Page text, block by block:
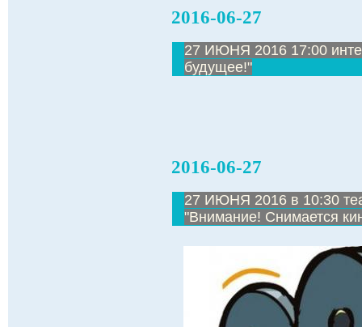
2016-06-27
27 ИЮНЯ 2016 17:00
будущее!"
2016-06-27
27 ИЮНЯ 2016 в 10:30
"Внимание! Снимается